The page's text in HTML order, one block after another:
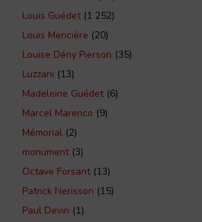
Louis Guédet(1 252)
Louis Mencière (20)
Louise Dény Pierson (35)
Luzzani (13)
Madeleine Guédet(6)
Marcel Marenco (9)
Mémorial (2)
monument(3)
Octave Forsant(13)
Patrick Nerisson (15)
Paul Devin (1)